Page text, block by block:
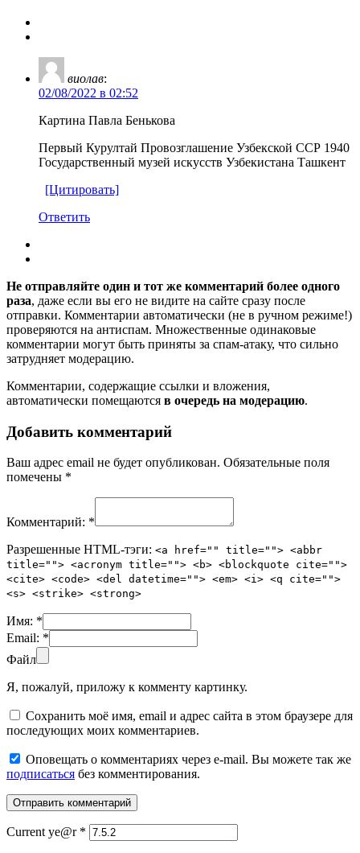
виолав:
02/08/2022 в 02:52
Картина Павла Бенькова
Первый Курултай Провозглашение Узбекской ССР 1940
Государственный музей искусств Узбекистана Ташкент
[Цитировать]
Ответить
Не отправляйте один и тот же комментарий более одного
раза, даже если вы его не видите на сайте сразу после
отправки. Комментарии автоматически (не в ручном режиме!)
проверяются на антиспам. Множественные одинаковые
комментарии могут быть приняты за спам-атаку, что сильно
затрудняет модерацию.
Комментарии, содержащие ссылки и вложения,
автоматически помещаются в очередь на модерацию.
Добавить комментарий
Ваш адрес email не будет опубликован. Обязательные поля
помечены *
Комментарий: *
Разрешенные HTML-тэги: <a href="" title=""> <abbr
title=""> <acronym title=""> <b> <blockquote cite="">
<cite> <code> <del datetime=""> <em> <i> <q cite="">
<s> <strike> <strong>
Имя: *
Email: *
Файл
Я, пожалуй, приложу к комменту картинку.
Сохранить моё имя, email и адрес сайта в этом браузере для
последующих моих комментариев.
Оповещать о комментариях через e-mail. Вы можете так же
подписаться без комментирования.
Current ye@r *